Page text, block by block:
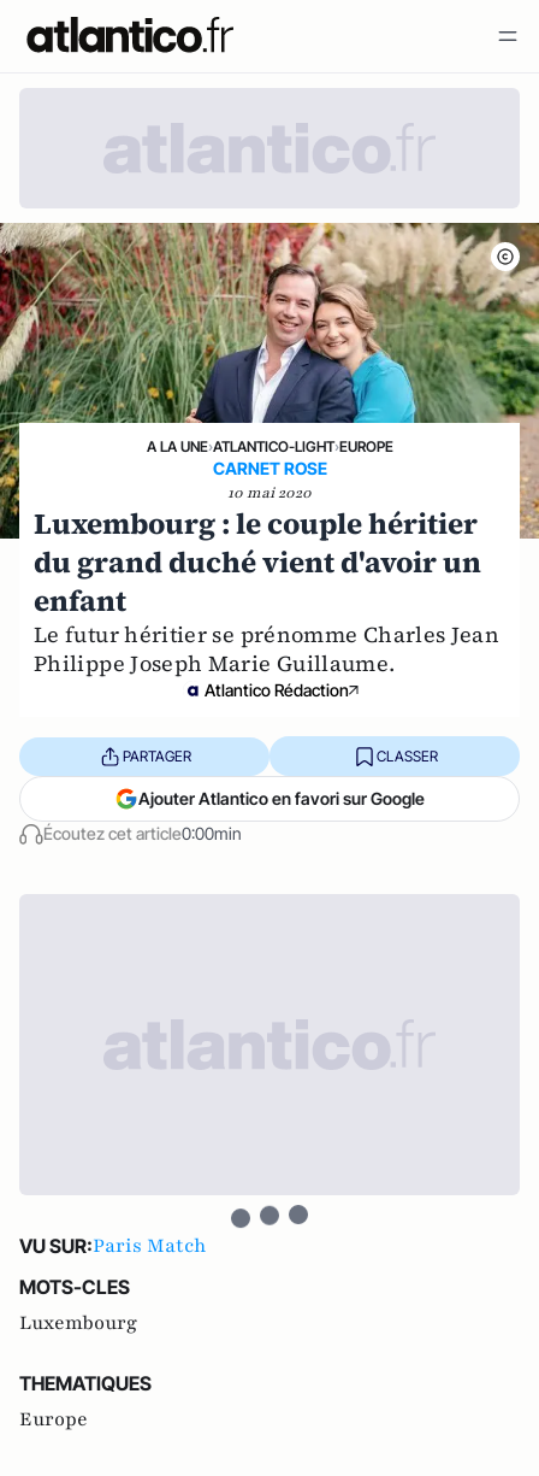
A LA UNE›ATLANTICO-LIGHT›EUROPE
CARNET ROSE
10 mai 2020
Luxembourg : le couple héritier
du grand duché vient d'avoir un
enfant
Le futur héritier se prénomme Charles Jean
Philippe Joseph Marie Guillaume.
Atlantico Rédaction
Écoutez cet article0:00min
PARTAGER CLASSER
Ajouter Atlantico en favori sur Google
VU SUR:Paris Match
MOTS-CLES
Luxembourg
THEMATIQUES
Europe